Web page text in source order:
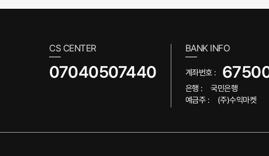
CS CENTER
07040507440
BANK INFO
계좌번호 :
은행 :
국민은행
예금주 :
(주)수익마켓